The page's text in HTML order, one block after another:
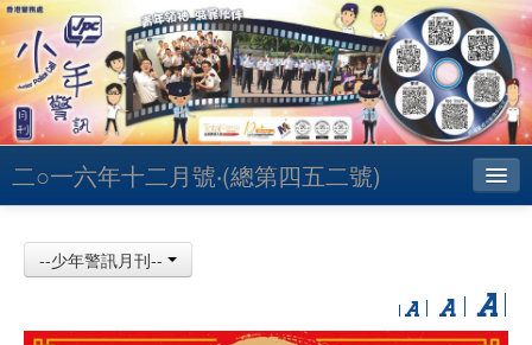
二○一六年十二月號‧(總第四五二號)
昔日少訊
--少年警訊月刊--